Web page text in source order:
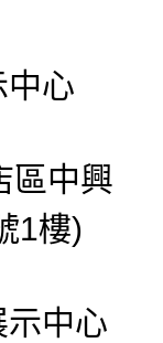
中心
區中興
1樓)
示中心